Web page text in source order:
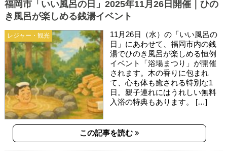
レジャー・観光
福岡市「いい風呂の日」2025年11月26日開催｜ひの
き風呂が楽しめる銭湯イベント
11月26日（水）の「いい風呂の
日」にあわせて、福岡市内の銭
湯でひのき風呂が楽しめる恒例
イベント「浴場まつり」が開催
されます。木の香りに包まれ
て、心も体も癒される特別な1
日。親子連れにはうれしい無料
入浴の特典もあります。 […]
この記事を読む